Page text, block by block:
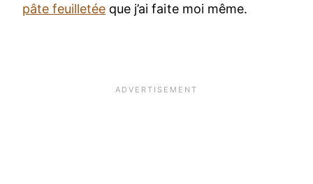
pâte feuilletée que j’ai faite moi même.